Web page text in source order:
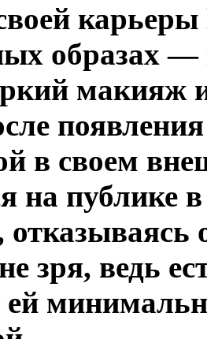
образах
макияж
в своем
на публике
зря, ведь
ей